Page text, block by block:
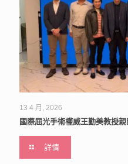
13 4 月, 2026
國際屈光手術權威王勤美教授
詳情